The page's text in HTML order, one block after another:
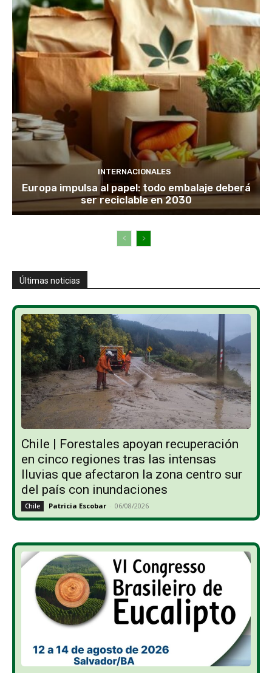
INTERNACIONALES
Europa impulsa al papel: todo embalaje deberá
ser reciclable en 2030
Últimas noticias
Chile | Forestales apoyan recuperación
en cinco regiones tras las intensas
lluvias que afectaron la zona centro sur
del país con inundaciones
Chile Patricia Escobar - 06/08/2026